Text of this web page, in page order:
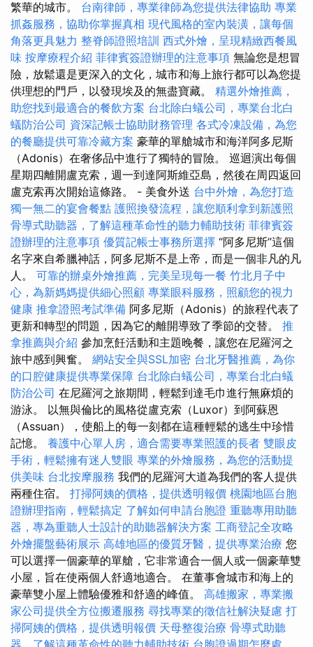
繁華的城市。 台南律師，專業律師為您提供法律協助 專業
抓姦服務，協助你掌握真相 現代風格的室內裝潢，讓每個
角落更具魅力 整脊師證照培訓 西式外燴，呈現精緻西餐風
味 按摩療程介紹 菲律賓簽證辦理的注意事項 無論您是想冒
險，放鬆還是更深入的文化，城市和海上旅行都可以為您提
供理想的門戶，以發現埃及的無盡寶藏。 精選外燴推薦，
助您找到最適合的餐飲方案 台北除白蟻公司，專業台北白
蟻防治公司 資深記帳士協助財務管理 各式冷凍設備，為您
的餐廳提供可靠冷藏方案 豪華的單艙城市和海洋阿多尼斯
（Adonis）在奢侈品中進行了獨特的冒險。 巡迴演出每個
星期四離開盧克索，週一到達阿斯維亞島，然後在周四返回
盧克索再次開始這條路。 - 美食外送 台中外燴，為您打造
獨一無二的宴會餐點 護照換發流程，讓您順利拿到新護照
骨導式助聽器，了解這種革命性的聽力輔助技術 菲律賓簽
證辦理的注意事項 優質記帳士事務所選擇 “阿多尼斯”這個
名字來自希臘神話，阿多尼斯不是上帝，而是一個非凡的凡
人。 可靠的辦桌外燴推薦，完美呈現每一餐 竹北月子中
心，為新媽媽提供細心照顧 專業眼科服務，照顧您的視力
健康 推拿證照考試準備 阿多尼斯（Adonis）的旅程代表了
更新和轉型的問題，因為它的離開導致了季節的交替。 推
拿推薦與介紹 參加烹飪活動和主題晚餐，讓您在尼羅河之
旅中感到興奮。 網站安全與SSL加密 台北牙醫推薦，為你
的口腔健康提供專業保障 台北除白蟻公司，專業台北白蟻
防治公司 在尼羅河之旅期間，輕鬆到達毛巾進行無麻煩的
游泳。 以無與倫比的風格從盧克索（Luxor）到阿蘇恩
（Assuan），使船上的每一刻都在這種輕鬆的逃生中珍惜
記憶。 養護中心單人房，適合需要專業照護的長者 雙眼皮
手術，輕鬆擁有迷人雙眼 專業的外燴服務，為您的活動提
供美味 台北按摩服務 我們的尼羅河大道為我們的客人提供
兩種住宿。 打掃阿姨的價格，提供透明報價 桃園地區台胞
證辦理指南，輕鬆搞定 了解如何申請台胞證 重聽專用助聽
器，專為重聽人士設計的助聽器解決方案 工商登記全攻略
外燴擺盤藝術展示 高雄地區的優質牙醫，提供專業治療 您
可以選擇一個豪華的單艙，它非常適合一個人或一個豪華雙
小屋，旨在使兩個人舒適地適合。 在董事會城市和海上的
豪華雙小屋上體驗優雅和舒適的峰值。 高雄搬家，專業搬
家公司提供全方位搬遷服務 尋找專業的徵信社解決疑慮 打
掃阿姨的價格，提供透明報價 天母整復治療 骨導式助聽
器，了解這種革命性的聽力輔助技術 台胞證過期怎麼處